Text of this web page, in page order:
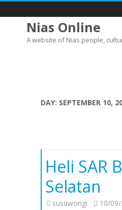
Nias Online
A website of Nias people,
DAY: SEPTEMBER 10,
Heli SAR
Selatan
susuwongi 10/